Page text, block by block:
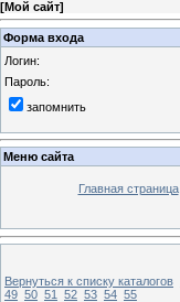
[Мой сайт]
Форма входа
Логин:
Пароль:
запомнить
Меню сайта
Главная страница
Вернуться к списку каталогов
49 50 51 52 53 54 55